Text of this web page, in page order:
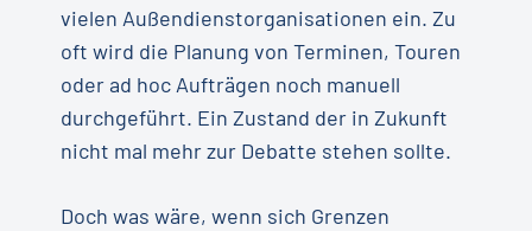
vielen Außendienstorganisationen ein. Zu
oft wird die Planung von Terminen, Touren
oder ad hoc Aufträgen noch manuell
durchgeführt. Ein Zustand der in Zukunft
nicht mal mehr zur Debatte stehen sollte.
Doch was wäre, wenn sich Grenzen